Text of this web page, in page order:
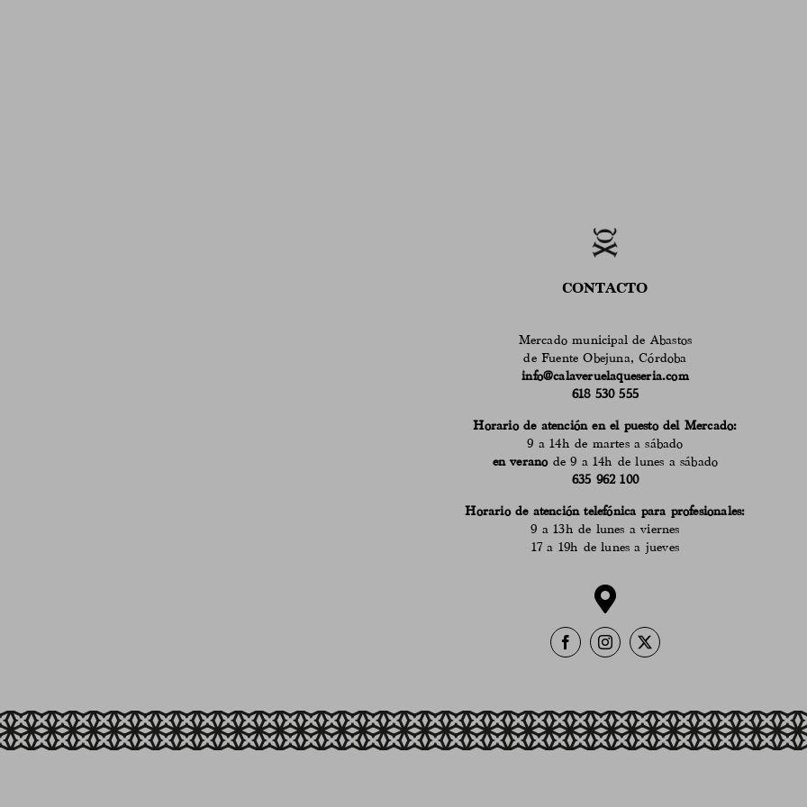
CONTACTO
Mercado municipal de Abastos
de Fuente Obejuna, Córdoba
info@calaveruelaqueseria.com
618 530 555
Horario de atención en el puesto del Mercado:
9 a 14h de martes a sábado
en veranode 9 a 14h de lunes a sábado
635 962 100
Horario de atención telefónica para profesionales:
9 a 13h de lunes a viernes
17 a 19h de lunes a jueves